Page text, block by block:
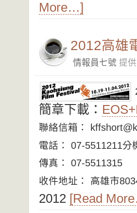
More…]
2012高雄
情報員七號 提
簡章下載：
聯絡信箱：
電話： 07-5511211分
傳真： 07-5511315
收件地址： 高雄市
2012 [Read